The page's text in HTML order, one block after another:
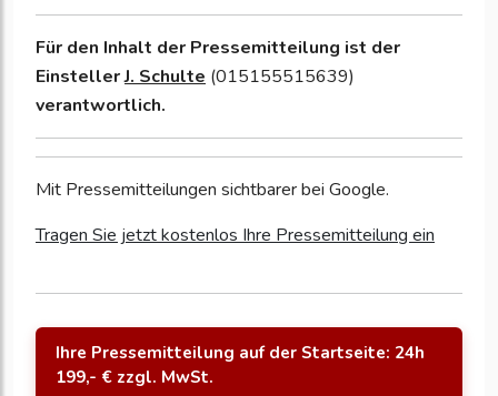
Für den Inhalt der Pressemitteilung ist der
EinstellerJ. Schulte (015155515639)
verantwortlich.
Mit Pressemitteilungen sichtbarer bei Google.
Tragen Sie jetzt kostenlos Ihre Pressemitteilung ein
Ihre Pressemitteilung auf der Startseite: 24h
199,- € zzgl. MwSt.